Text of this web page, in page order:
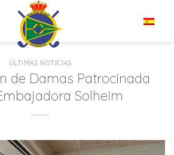
ÚLTIMAS NOTICIAS
de Damas Patrocinada
Solheim